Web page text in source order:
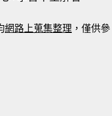
網路上蒐集整理 ，僅供參